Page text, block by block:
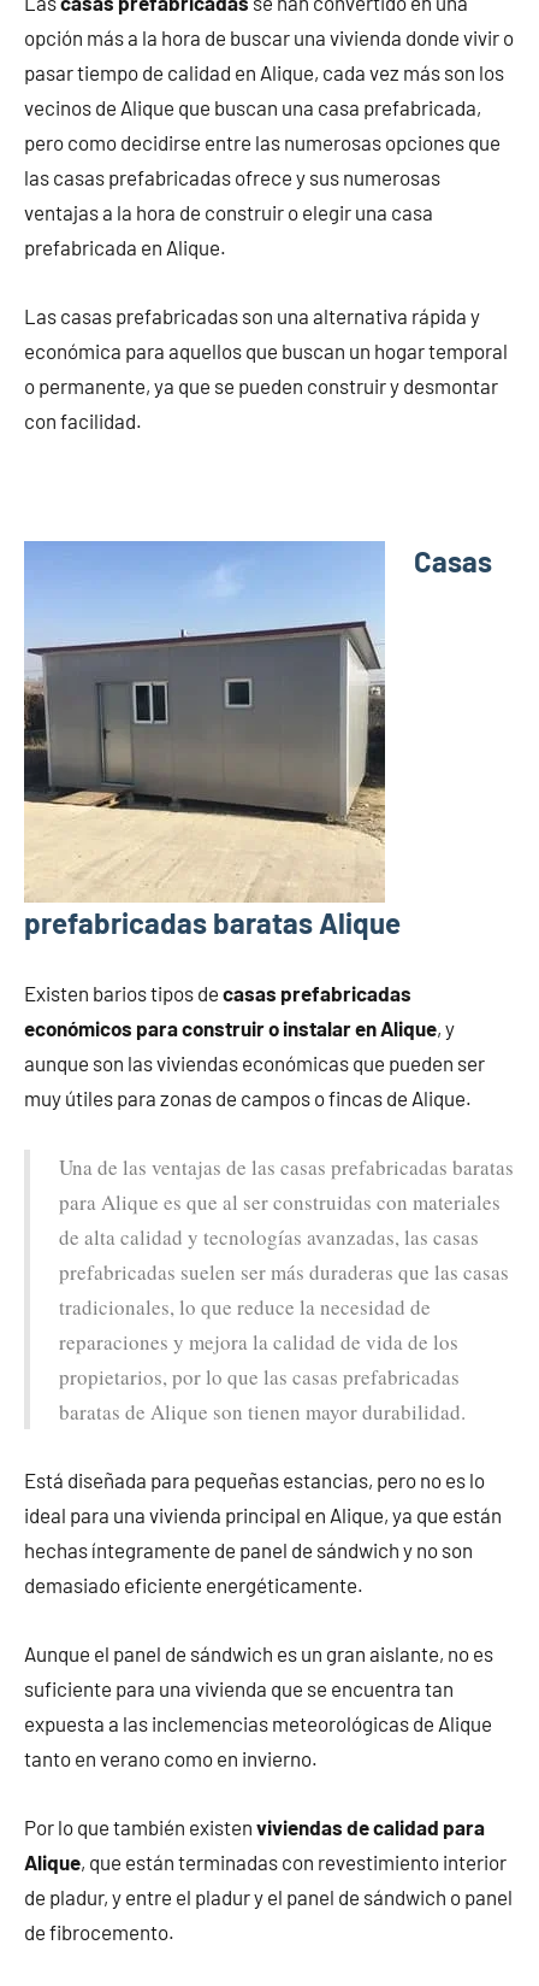
opción más a la hora de buscar una vivienda donde vivir o
pasar tiempo de calidad en Alique, cada vez más son los
vecinos de Alique que buscan una casa prefabricada,
pero como decidirse entre las numerosas opciones que
las casas prefabricadas ofrece y sus numerosas
ventajas a la hora de construir o elegir una casa
prefabricada en Alique.
Las casas prefabricadas son una alternativa rápida y
económica para aquellos que buscan un hogar temporal
o permanente, ya que se pueden construir y desmontar
con facilidad.
Casas
prefabricadas baratas Alique
Existen barios tipos de casas prefabricadas
económicos para construir o instalar en Alique, y
aunque son las viviendas económicas que pueden ser
muy útiles para zonas de campos o fincas de Alique.
Una de las ventajas de las casas prefabricadas baratas
para Alique es que al ser construidas con materiales
de alta calidad y tecnologías avanzadas, las casas
prefabricadas suelen ser más duraderas que las casas
tradicionales, lo que reduce la necesidad de
reparaciones y mejora la calidad de vida de los
propietarios, por lo que las casas prefabricadas
baratas de Alique son tienen mayor durabilidad.
Está diseñada para pequeñas estancias, pero no es lo
ideal para una vivienda principal en Alique, ya que están
hechas íntegramente de panel de sándwich y no son
demasiado eficiente energéticamente.
Aunque el panel de sándwich es un gran aislante, no es
suficiente para una vivienda que se encuentra tan
expuesta a las inclemencias meteorológicas de Alique
tanto en verano como en invierno.
Por lo que también existen viviendas de calidad para
Alique, que están terminadas con revestimiento interior
de pladur, y entre el pladur y el panel de sándwich o panel
de fibrocemento.